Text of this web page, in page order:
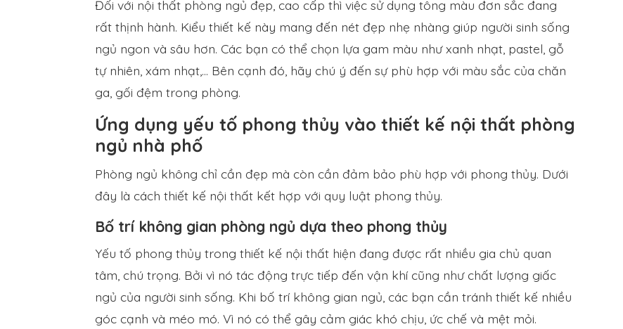
Đối với nội thất phòng ngủ đẹp, cao cấp thì việc sử dụng tông màu đơn sắc đang
rất thịnh hành. Kiểu thiết kế này mang đến nét đẹp nhẹ nhàng giúp người sinh sống
ngủ ngon và sâu hơn. Các bạn có thể chọn lựa gam màu như xanh nhạt, pastel, gỗ
tự nhiên, xám nhạt,… Bên cạnh đó, hãy chú ý đến sự phù hợp với màu sắc của chăn
ga, gối đệm trong phòng.
Ứng dụng yếu tố phong thủy vào thiết kế nội thất phòng
ngủ nhà phố
Phòng ngủ không chỉ cần đẹp mà còn cần đảm bảo phù hợp với phong thủy. Dưới
đây là cách thiết kế nội thất kết hợp với quy luật phong thủy.
Bố trí không gian phòng ngủ dựa theo phong thủy
Yếu tố phong thủy trong thiết kế nội thất hiện đang được rất nhiều gia chủ quan
tâm, chú trọng. Bởi vì nó tác động trực tiếp đến vận khí cũng như chất lượng giấc
ngủ của người sinh sống. Khi bố trí không gian ngủ, các bạn cần tránh thiết kế nhiều
góc cạnh và méo mó. Vì nó có thể gây cảm giác khó chịu, ức chế và mệt mỏi.